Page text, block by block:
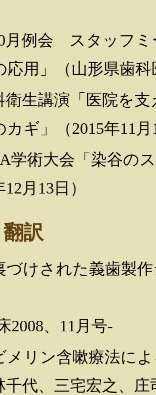
月例会 スタッフ
応用」（山形県歯
衛生講演「医院を
カギ」（2015年11月
学術大会「染谷の
12月13日）
訳
づけされた義歯製
2008、11月号-
メリン含嗽療法に
千代、三宅宏之、